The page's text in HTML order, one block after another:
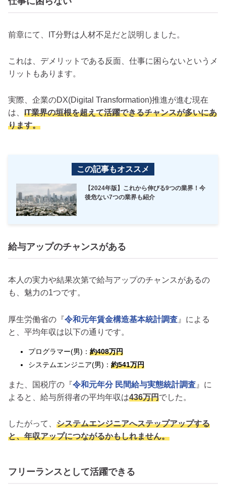
前章にて、IT分野は人材不足だと説明しました。
これは、デメリットである反面、仕事に困らないというメ
リットもあります。
実際、企業のDX(Digital Transformation)推進が進む現在
は、 IT業界の垣根を超えて活躍できるチャンスが多いにあ
ります。
この記事もオススメ
【2024年版】これから伸びる9つの業界！今
後危ない7つの業界も紹介
給与アップのチャンスがある
本人の実力や結果次第で給与アップのチャンスがあるの
も、魅力の1つです。
厚生労働省の『令和元年賃金構造基本統計調査 』による
と、平均年収は以下の通りです。
プログラマー(男)： 約408万円
システムエンジニア(男)： 約541万円
また、国税庁の『令和元年分 民間給与実態統計調査 』に
よると、給与所得者の平均年収は436万円でした。
したがって、 システムエンジニアへステップアップする
と、年収アップにつながるかもしれません。
フリーランスとして活躍できる